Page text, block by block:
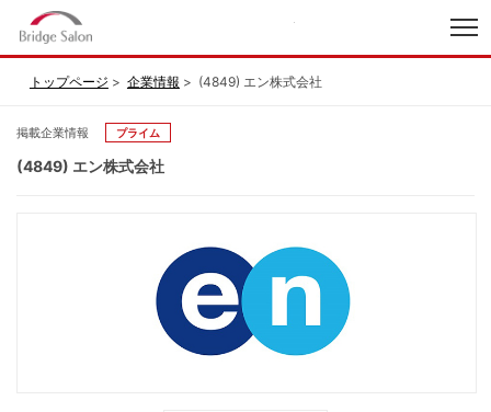
トップページ 企業情報 (4849) エン株式会社
掲載企業情報 プライム
(4849) エン株式会社